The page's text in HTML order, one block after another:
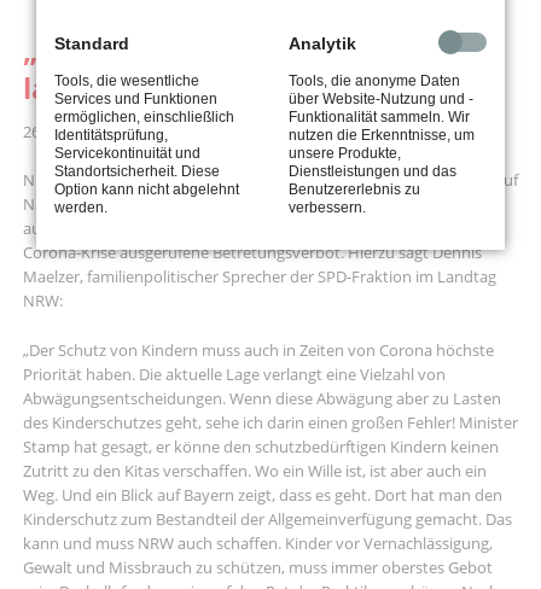
InstagramTwitterTwitter
„Gefährdete Kinder in die Kitas
lassen!“
26.03.2020 08:27
NRW-Familienminister Stamp hat in seinem Presse-Briefing heute auf
Nachfrage erklärt, dass schutzbedürftige Kinder vom Kita-Besuch
ausgeschlossen bleiben. Auch für sie gelte weiterhin das wegen der
Corona-Krise ausgerufene Betretungsverbot. Hierzu sagt Dennis
Maelzer, familienpolitischer Sprecher der SPD-Fraktion im Landtag
NRW:
„Der Schutz von Kindern muss auch in Zeiten von Corona höchste
Priorität haben. Die aktuelle Lage verlangt eine Vielzahl von
Abwägungsentscheidungen. Wenn diese Abwägung aber zu Lasten
des Kinderschutzes geht, sehe ich darin einen großen Fehler! Minister
Stamp hat gesagt, er könne den schutzbedürftigen Kindern keinen
Zutritt zu den Kitas verschaffen. Wo ein Wille ist, ist aber auch ein
Weg. Und ein Blick auf Bayern zeigt, dass es geht. Dort hat man den
Kinderschutz zum Bestandteil der Allgemeinverfügung gemacht. Das
kann und muss NRW auch schaffen. Kinder vor Vernachlässigung,
Gewalt und Missbrauch zu schützen, muss immer oberstes Gebot
Standard
Tools, die wesentliche
Services und Funktionen
ermöglichen, einschließlich
Identitätsprüfung,
Servicekontinuität und
Standortsicherheit. Diese
Option kann nicht abgelehnt
werden.
Analytik
Tools, die anonyme Daten
über Website-Nutzung und -
Funktionalität sammeln. Wir
nutzen die Erkenntnisse, um
unsere Produkte,
Dienstleistungen und das
Benutzererlebnis zu
verbessern.